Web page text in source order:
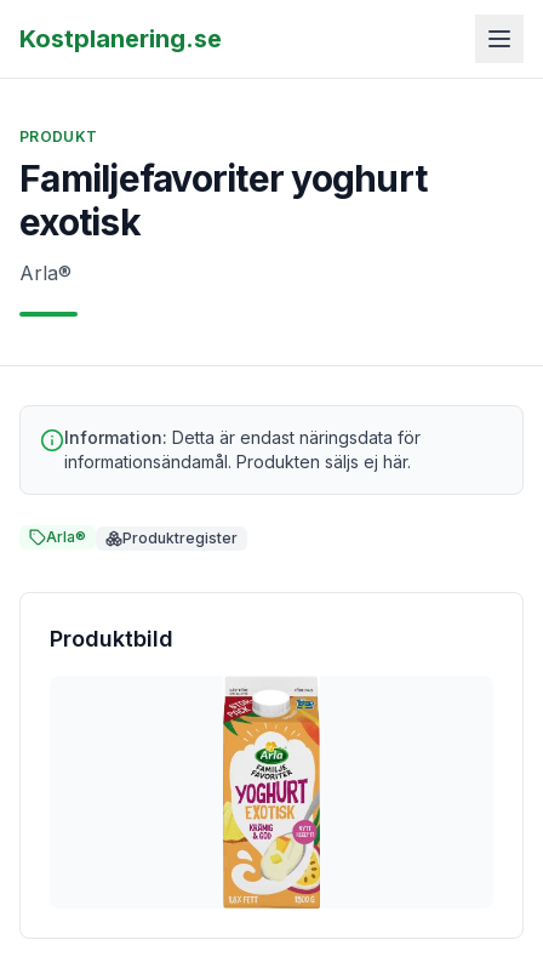
Kostplanering.se
PRODUKT
Familjefavoriter yoghurt
exotisk
Arla®
Information: Detta är endast näringsdata för
informationsändamål. Produkten säljs ej här.
Arla® Produktregister
Produktbild